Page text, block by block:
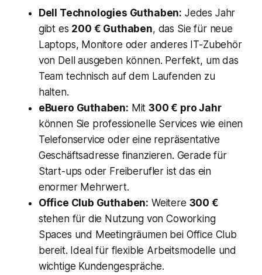
Dell Technologies Guthaben: Jedes Jahr
gibt es 200 € Guthaben, das Sie für neue
Laptops, Monitore oder anderes IT-Zubehör
von Dell ausgeben können. Perfekt, um das
Team technisch auf dem Laufenden zu
halten.
eBuero Guthaben: Mit300 € pro Jahr
können Sie professionelle Services wie einen
Telefonservice oder eine repräsentative
Geschäftsadresse finanzieren. Gerade für
Start-ups oder Freiberufler ist das ein
enormer Mehrwert.
Office Club Guthaben: Weitere 300 €
stehen für die Nutzung von Coworking
Spaces und Meetingräumen bei Office Club
bereit. Ideal für flexible Arbeitsmodelle und
wichtige Kundengespräche.